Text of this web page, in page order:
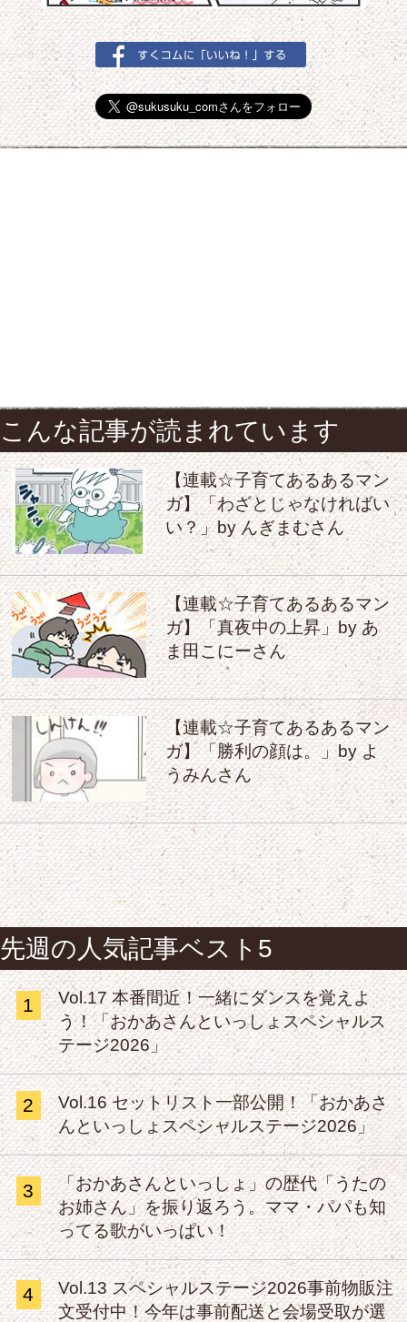
こんな記事が読まれています
【連載☆子育てあるあるマン
ガ】「わざとじゃなければい
い？」by んぎまむさん
【連載☆子育てあるあるマン
ガ】「真夜中の上昇」by あ
ま田こにーさん
【連載☆子育てあるあるマン
ガ】「勝利の顔は。」by よ
うみんさん
先週の人気記事ベスト5
1
Vol.17 本番間近！一緒にダンスを覚えよ
う！「おかあさんといっしょスペシャルス
テージ2026」
2
Vol.16 セットリスト一部公開！「おかあさ
んといっしょスペシャルステージ2026」
3
「おかあさんといっしょ」の歴代「うたの
お姉さん」を振り返ろう。ママ・パパも知
ってる歌がいっぱい！
4
Vol.13 スペシャルステージ2026事前物販注
文受付中！今年は事前配送と会場受取が選